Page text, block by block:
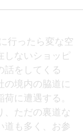
行ったら変な空
しないショッピ
話をしてくる
の境内の脇道に
に遭遇する。
、ただの裏道な
道も多く、お参